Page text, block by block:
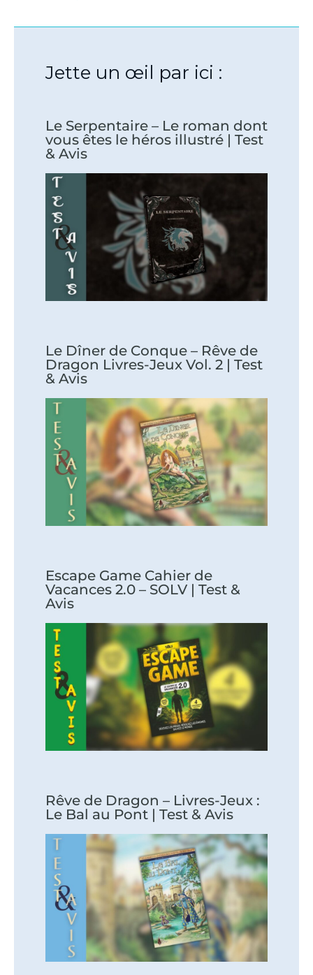
Jette un œil par ici :
Le Serpentaire – Le roman dont
vous êtes le héros illustré | Test
& Avis
Le Dîner de Conque – Rêve de
Dragon Livres-Jeux Vol. 2 | Test
& Avis
Escape Game Cahier de
Vacances 2.0 – SOLV | Test &
Avis
Rêve de Dragon – Livres-Jeux :
Le Bal au Pont | Test & Avis